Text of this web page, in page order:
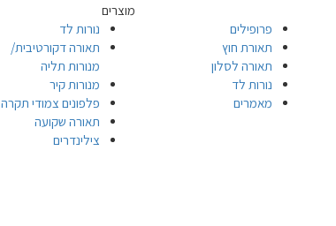
מוצרים
נורות לד
תאורה דקורטיבית/
מנורות תליה
מנורות קיר
פלפונים צמודי תקרה
תאורה שקועה
צילינדרים
פרופילים
תאורת חוץ
תאורה לסלון
נורות לד
מאמרים